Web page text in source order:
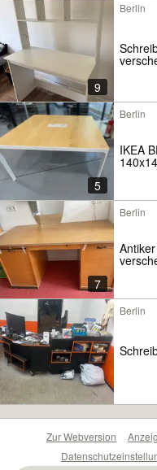
9
Berlin
5
Berlin
IKEA
7
Berlin
Berlin
Zur Webversion